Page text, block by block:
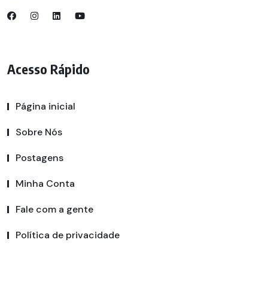
Acesso Rápido
Página inicial
Sobre Nós
Postagens
Minha Conta
Fale com a gente
Política de privacidade